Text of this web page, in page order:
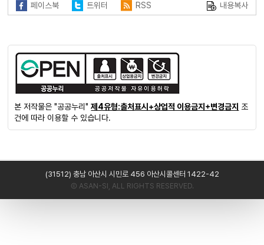
페이스북 트위터 RSS 내용복사
본 저작물은 "공공누리"제4유형:출처표시+상업적 이용금지+변경금지 조
건에 따라 이용할 수 있습니다.
(31512) 충남 아산시 시민로 456 아산시콜센터 1422-42
Ⓒ ASAN-SI, ALL RIGHTS RESERVED.